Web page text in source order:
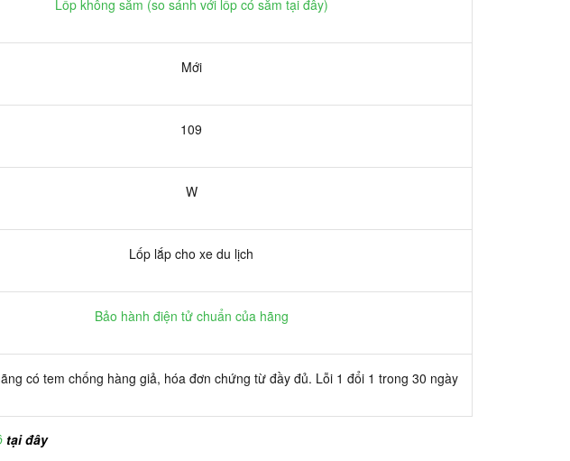
Lốp không săm (so sánh với lốp có săm tại đây)
Mới
109
W
Lốp lắp cho xe du lịch
Bảo hành điện tử chuẩn của hãng
có tem chống hàng giả, hóa đơn chứng từ đầy đủ. Lỗi 1 đổi 1 trong 30 ngày
tại đây